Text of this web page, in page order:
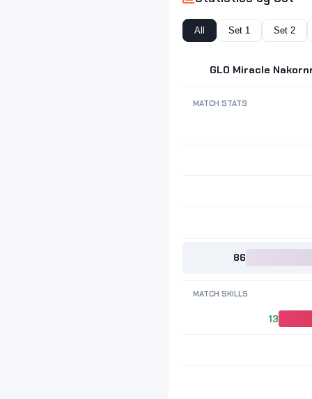
All Set 1 Set 2
GLO Miracle
MATCH STATS
86
MATCH SKILLS
13